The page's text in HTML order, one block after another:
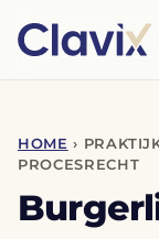
HOME ›
PROCESRECHT